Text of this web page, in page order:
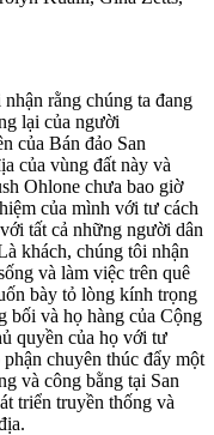
rằng chúng ta đang
lại của người
của Bán đảo San
của vùng đất này và
Ohlone chưa bao giờ
của mình với tư cách
tất cả những người dân
khách, chúng tôi nhận
và làm việc trên quê
bày tỏ lòng kính trọng
bối và họ hàng của Cộng
quyền của họ với tư
chuyên thúc đẩy một
và công bằng tại San
triển truyền thống và